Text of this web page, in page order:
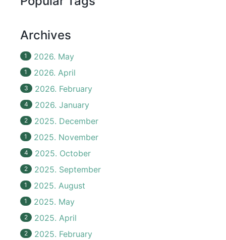
Archives
1 2026. May
1 2026. April
3 2026. February
4 2026. January
2 2025. December
1 2025. November
4 2025. October
2 2025. September
1 2025. August
1 2025. May
2 2025. April
2 2025. February